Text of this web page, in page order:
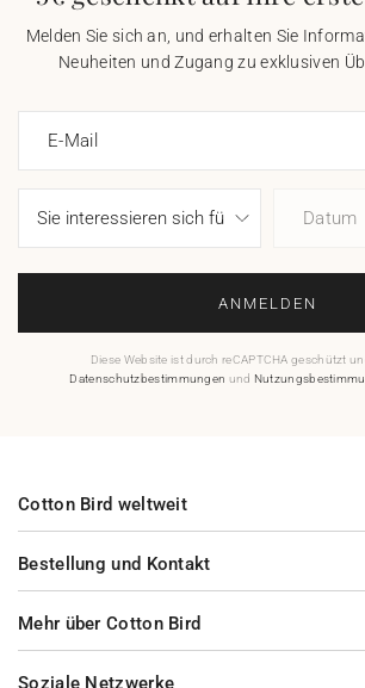
Melden Sie sich an, und erhalten Sie
Neuheiten und Zugang zu exklusiven
E-Mail
Datum
ANMELDEN
Diese Website ist durch reCAPTCHA geschützt
Datenschutzbestimmungen und
Bestellung und Kontakt
Mehr über Cotton Bird
Cotton Bird weltweit
Soziale Netzwerke